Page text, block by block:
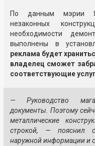
По данным мэрии
незаконных
необходимости
выполнены в
реклама будет
владелец сможет
соответствующие
— Руководство
документы. Поэтому
металлические
строкой, — пояснил
наружной информации и